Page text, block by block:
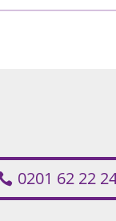
0201 62 22